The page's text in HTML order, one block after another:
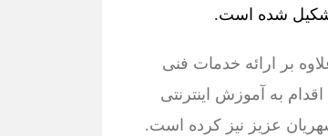
شده است.
بر ارائه خدمات فنی
به آموزش اینترنتی
عزیز نیز کرده است.